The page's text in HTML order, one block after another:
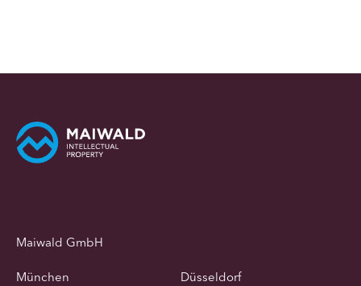
Maiwald GmbH
München
Düsseldorf